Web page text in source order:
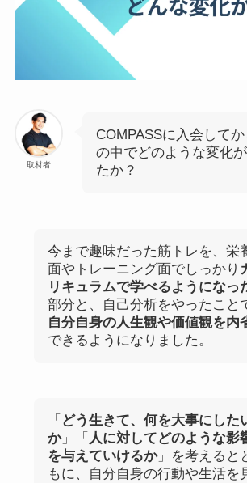
取材者
COMPASSに入会して
の中でどのような変化
たか？
今まで趣味だった筋トレを、栄
面やトレーニング面でしっかり
リキュラムで学べるようになっ
部分と、自己分析をやったこと
自分自身の人生観や価値観を内
できるようになりました。
「 どう生きて、何を大事にした
か」「 人に対してどのような影
を与えていけるか」を考えると
もに、自分自身の行動や生活を